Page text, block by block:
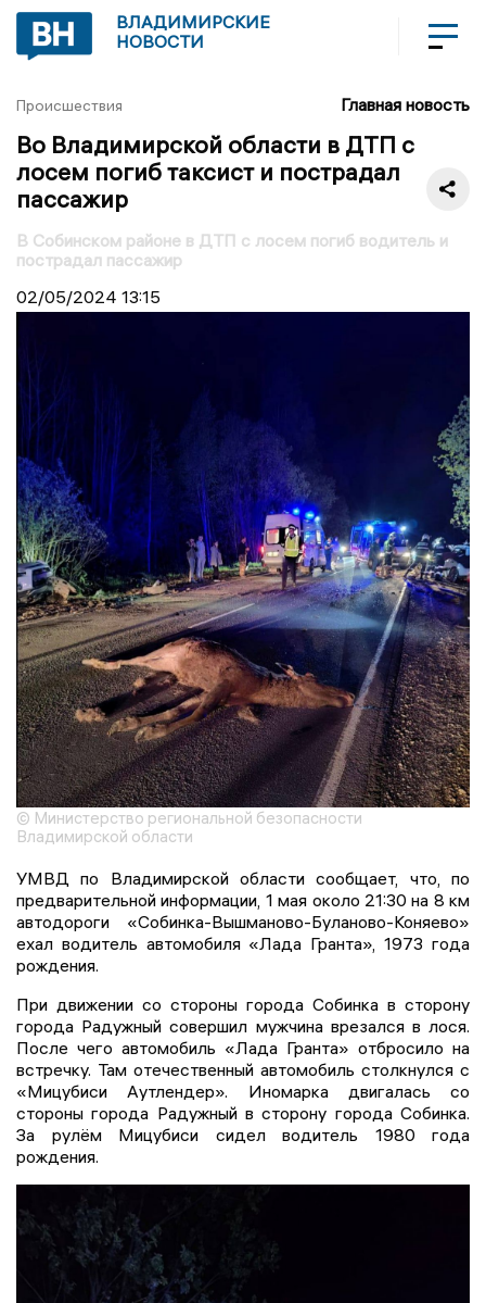
ВЛАДИМИРСКИЕ
НОВОСТИ
Происшествия Главная новость
Во Владимирской области в ДТП с
лосем погиб таксист и пострадал
пассажир
В Собинском районе в ДТП с лосем погиб водитель и
пострадал пассажир
02/05/2024 13:15
© Министерство региональной безопасности
Владимирской области
УМВД по Владимирской области сообщает, что, по
предварительной информации, 1 мая около 21:30 на 8 км
автодороги «Собинка-Вышманово-Буланово-Коняево»
ехал водитель автомобиля «Лада Гранта», 1973 года
рождения.
При движении со стороны города Собинка в сторону
города Радужный совершил мужчина врезался в лося.
После чего автомобиль «Лада Гранта» отбросило на
встречку. Там отечественный автомобиль столкнулся с
«Мицубиси Аутлендер». Иномарка двигалась со
стороны города Радужный в сторону города Собинка.
За рулём Мицубиси сидел водитель 1980 года
рождения.